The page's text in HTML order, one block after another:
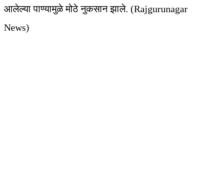
आलेल्या पाण्यामुळे मोठे नुकसान झाले. (Rajgurunagar
News)